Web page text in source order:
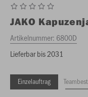
JAKO
Artikelnummer: 6800D
Lieferbar bis 2031
Einzelauftrag